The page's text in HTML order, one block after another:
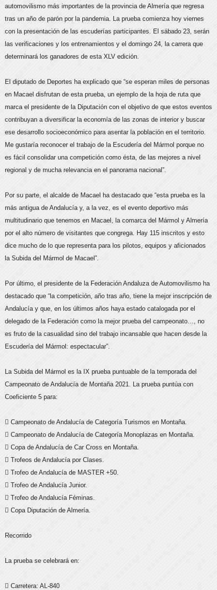
automovilismo más importantes de la provincia de Almería que regresa
tras un año de parón por la pandemia. La prueba comienza hoy viernes
con la presentación de las escuderías participantes. El sábado 23, serán
las verificaciones y los entrenamientos y el domingo 24, la carrera que
determinará los ganadores de esta XLV edición.
El diputado de Deportes ha explicado que “se esperan miles de personas
en Macael disfrutan de esta prueba, un ejemplo de la hoja de ruta que
marca el presidente de la Diputación con el objetivo de que estos eventos
contribuyan a diversificar la economía de las zonas de interior y buscar
ese desarrollo socioeconómico para asentar la población en el territorio.
Me gustaría reconocer el trabajo de la Escudería del Mármol porque no
es fácil consolidar una competición como ésta, de las mejores a nivel
regional y de mucha relevancia en el panorama nacional”.
Por su parte, el alcalde de Macael ha destacado que “esta prueba es la
más antigua de Andalucía y, a la vez, es el evento deportivo más
multitudinario que tenemos en Macael, la comarca del Mármol y Almería
por el alto número de visitantes que congrega. Hay 115 inscritos y esto
dice mucho de lo que representa para los pilotos, equipos y aficionados
la Subida del Mármol de Macael”.
Por último, el presidente de la Federación Andaluza de Automovilismo ha
destacado que “la competición, año tras año, tiene la mejor inscripción de
Andalucía y que, en los últimos años haya estado catalogada por el
delegado de la Federación como la mejor prueba del campeonato…, no
es fruto de la casualidad sino del trabajo incansable que hacen desde la
Escudería del Mármol: espectacular”.
La Subida del Mármol es la IX prueba puntuable de la temporada del
Campeonato de Andalucía de Montaña 2021. La prueba puntúa con
Coeficiente 5 para:
 Campeonato de Andalucía de Categoría Turismos en Montaña.
 Campeonato de Andalucía de Categoría Monoplazas en Montaña.
 Copa de Andalucía de Car Cross en Montaña.
 Trofeos de Andalucía por Clases.
 Trofeo de Andalucía de MASTER +50.
 Trofeo de Andalucía Junior.
 Trofeo de Andalucía Féminas.
 Copa Diputación de Almería.
Recorrido
La prueba se celebrará en:
 Carretera: AL-840